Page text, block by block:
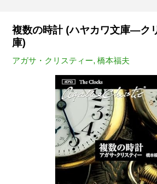
複数の時計 (ハヤカワ文庫―ク
庫)
アガサ・クリスティー, 橋本福夫